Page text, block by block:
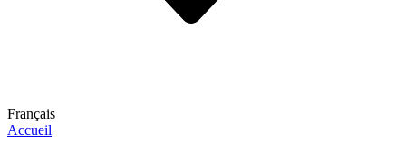
Français
Accueil